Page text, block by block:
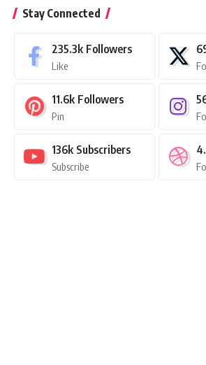
Stay Connected
235.3k Followers
Like
11.6k Followers
Pin
136k Subscribers
Subscribe